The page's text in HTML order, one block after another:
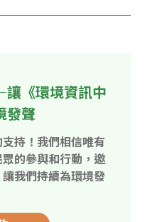
《環境資訊中
發聲
持！我們相信唯有
的參與和行動，邀
我們持續為環境發